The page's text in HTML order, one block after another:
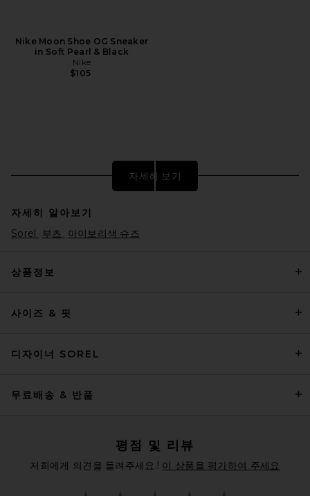
Nike Moon Shoe OG Sneaker
in Soft Pearl & Black
Nike
$105
adidas Originals BW Army
자세히 보기
자세히 알아보기
Sorel
부츠 아이보리색 슈즈
상품정보
사이즈 & 핏
디자이너 SOREL
무료배송 & 반품
평점 및 리뷰
저희에게 의견을 들려주세요.! 이 상품을 평가하여 주세요